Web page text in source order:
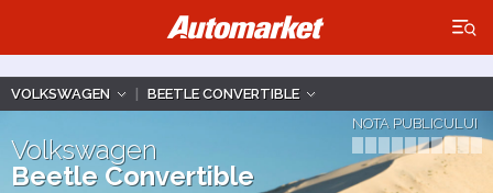
×
VOLKSWAGEN | BEETLE CONVERTIBLE
Volkswagen
Beetle Convertible
NOTA PUBLICULUI